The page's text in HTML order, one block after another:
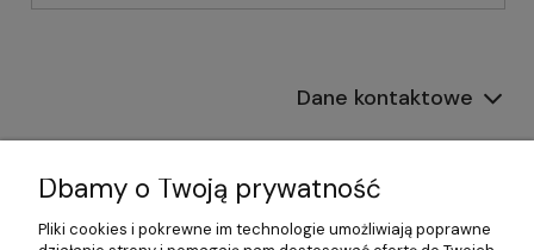
Dane kontaktowe
Informacje
Płatności i dostawa
Dbamy o Twoją prywatność
Pliki cookies i pokrewne im technologie umożliwiają poprawne